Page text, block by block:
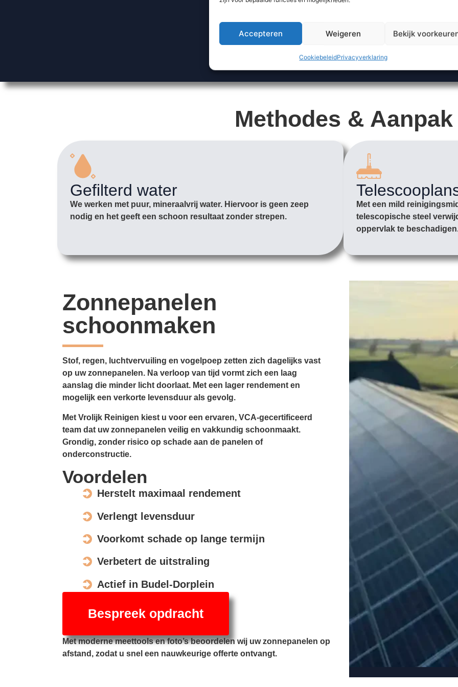
Accepteren Weigeren Bekijk
CookiebeleidPrivacyverklaring
Methodes & Aanpak
Gefilterd water
We werken met puur, mineraalvrij water. Hiervoor is geen zeep
nodig en het geeft een schoon resultaat zonder strepen.
Met een mild
telescopische steel
oppervlak te
Zonnepanelen
schoonmaken
Stof, regen, luchtvervuiling en vogelpoep zetten zich dagelijks vast
op uw zonnepanelen. Na verloop van tijd vormt zich een laag
aanslag die minder licht doorlaat. Met een lager rendement en
mogelijk een verkorte levensduur als gevolg.
Met Vrolijk Reinigen kiest u voor een ervaren, VCA-gecertificeerd
team dat uw zonnepanelen veilig en vakkundig schoonmaakt.
Grondig, zonder risico op schade aan de panelen of
onderconstructie.
Voordelen
Herstelt maximaal rendement
Verlengt levensduur
Voorkomt schade op lange termijn
Verbetert de uitstraling
Actief in Budel-Dorplein
Bespreek opdracht
Met moderne meettools en foto’s beoordelen wij uw zonnepanelen op
afstand, zodat u snel een nauwkeurige offerte ontvangt.